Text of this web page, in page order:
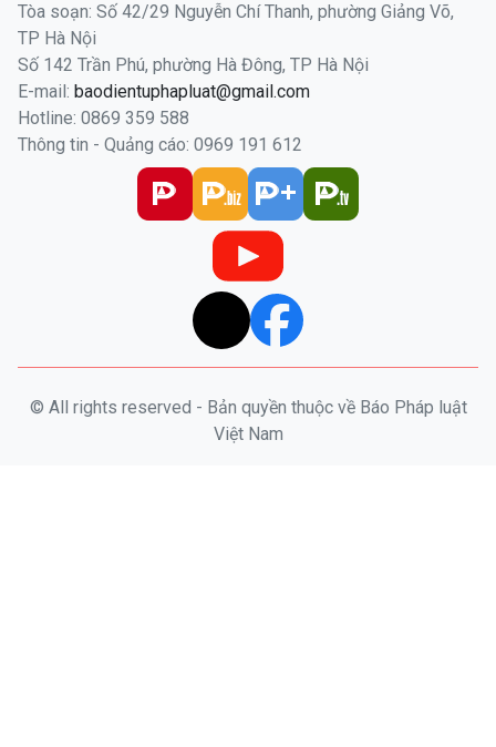
Tòa soạn: Số 42/29 Nguyễn Chí Thanh, phường Giảng Võ,
TP Hà Nội
Số 142 Trần Phú, phường Hà Đông, TP Hà Nội
E-mail: baodientuphapluat@gmail.com
Hotline: 0869 359 588
Thông tin - Quảng cáo: 0969 191 612
© All rights reserved - Bản quyền thuộc về Báo Pháp luật
Việt Nam